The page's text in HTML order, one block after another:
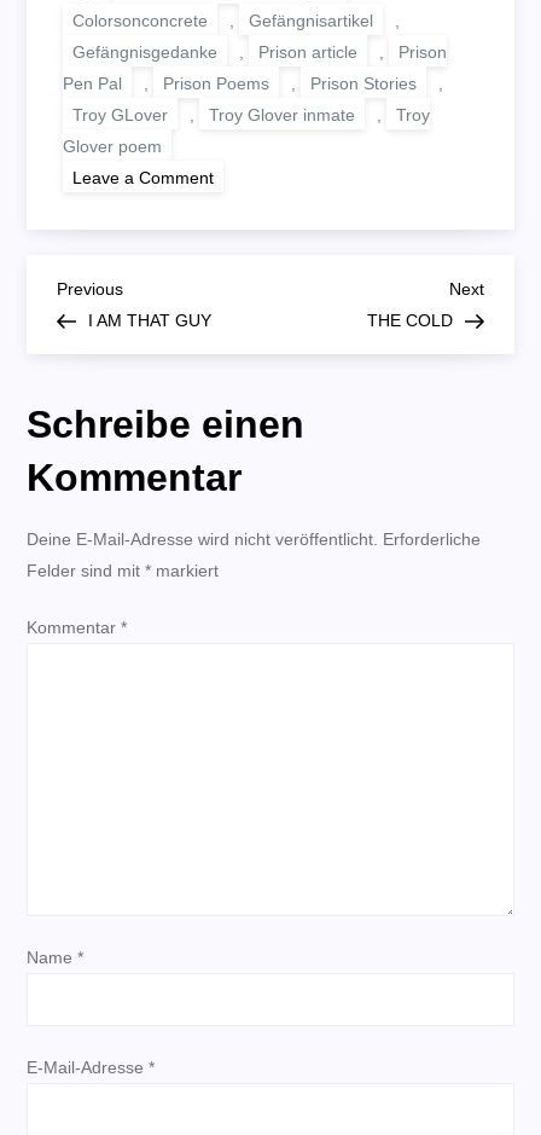
Colorsonconcrete
Gefängnisartikel
Gefängnisgedanke
Prison article
Prison
Pen Pal
Prison Poems Prison Stories
Troy GLover
Troy Glover inmate
Troy
Glover poem
Leave a Comment
VARIATION
B
e
i
t
r
a
g
Previous
Post
Previous
I AM THAT GUY
Next
Post
Next
THE COLD
Schreibe einen
Kommentar
Deine E-Mail-Adresse wird nicht veröffentlicht. Erforderliche
Felder sind mit* markiert
Kommentar*
Name*
E-Mail-Adresse*